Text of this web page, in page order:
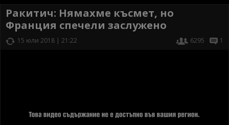
Ракитич: Нямахме късмет, но
Франция спечели заслужено
15 юли 2018 | 21:22 6295 1